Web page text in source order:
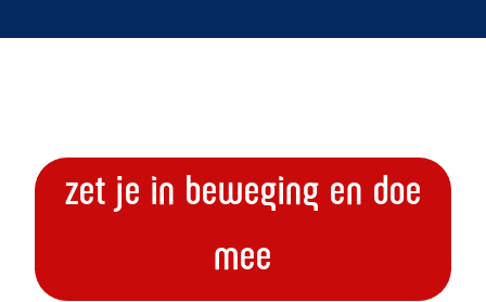
zet je in beweging en doe
mee